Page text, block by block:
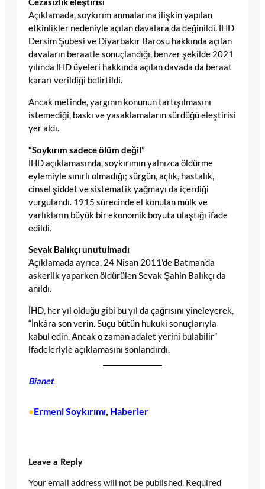
Cezasızlık eleştirisi
Açıklamada, soykırım anmalarına ilişkin yapılan
etkinlikler nedeniyle açılan davalara da değinildi. İHD
Dersim Şubesi ve Diyarbakır Barosu hakkında açılan
davaların beraatle sonuçlandığı, benzer şekilde 2021
yılında İHD üyeleri hakkında açılan davada da beraat
kararı verildiği belirtildi.
Ancak metinde, yargının konunun tartışılmasını
istemediği, baskı ve yasaklamaların sürdüğü eleştirisi
yer aldı.
“Soykırım sadece ölüm değil”
İHD açıklamasında, soykırımın yalnızca öldürme
eylemiyle sınırlı olmadığı; sürgün, açlık, hastalık,
cinsel şiddet ve sistematik yağmayı da içerdiği
vurgulandı. 1915 sürecinde el konulan mülk ve
varlıkların büyük bir ekonomik boyuta ulaştığı ifade
edildi.
Sevak Balıkçı unutulmadı
Açıklamada ayrıca, 24 Nisan 2011’de Batman’da
askerlik yaparken öldürülen Sevak Şahin Balıkçı da
anıldı.
İHD, her yıl olduğu gibi bu yıl da çağrısını yineleyerek,
“İnkâra son verin. Suçu bütün hukuki sonuçlarıyla
kabul edin. Ancak o zaman adalet yerini bulabilir”
ifadeleriyle açıklamasını sonlandırdı.
Bianet
•Ermeni Soykırımı, Haberler
Leave a Reply
Your email address will not be published. Required